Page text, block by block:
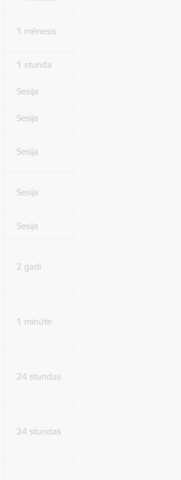
1 mēnesis
1 stunda
Sesija
Sesija
Sesija
Sesija
Sesija
2 gadi
1 minūte
24 stundas
24 stundas